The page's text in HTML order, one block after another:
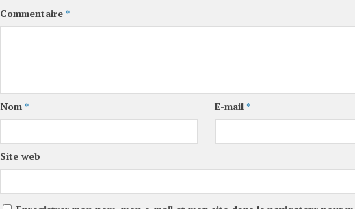
Commentaire *
Nom * E-mail *
Site web